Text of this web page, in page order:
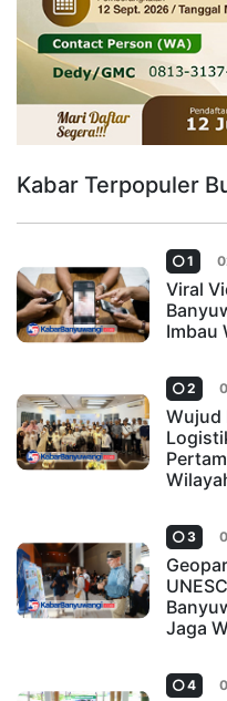
Kabar Terpopuler
1
Viral
Imbau
2
Wujud
3
Jaga
4